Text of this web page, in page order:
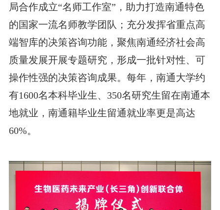
局合作成立“名师工作室”，助力打造南通特色
的国家一流名师教学团队；充分发挥省重点高
端智库的决策咨询功能，聚焦南通经济社会高
质量发展开展专题研究，形成一批针对性、可
操作性强的决策咨询成果。每年，南通大学约
有1600名本科毕业生、350名研究生留在南通本
地就业，南通籍毕业生留通就业率更是高达
60%。